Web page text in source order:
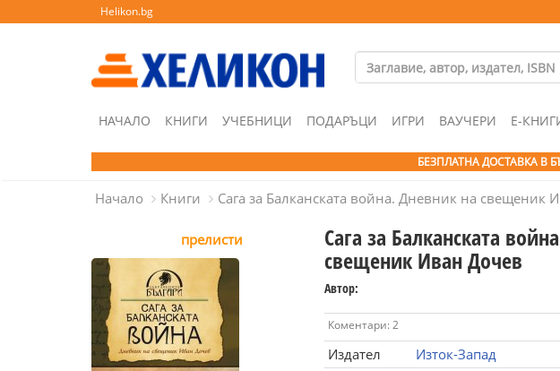
Helikon.bg
НАЧАЛО КНИГИ УЧЕБНИЦИ ПОДАРЪЦИ ИГРИ ВАУЧЕРИ Е-
БЕЗПЛАТНА ДОСТАВКА В
Начало Книги Сага за Балканската война. Дневник на свещеник
прелисти Сага за Балканската
свещеник Иван Дочев
Автор:
Коментари: 2
Издател
Изток-Запад